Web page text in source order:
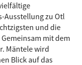
Ausstellung zu Otl
und die
mit dem
Mäntele wird
Blick auf das